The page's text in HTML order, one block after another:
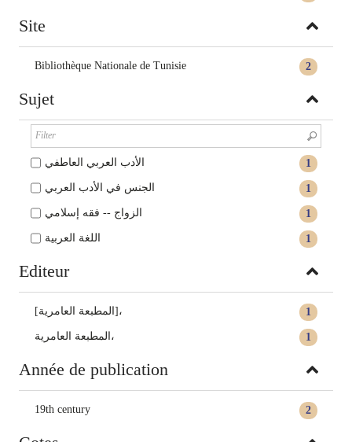
Site
2
Bibliothèque Nationale de Tunisie
Sujet
1 الأدب العربي العاطفي
1 الجنس في الأدب العربي
1 الزواج -- فقه إسلامي
1 اللغة العربية
Editeur
1 [المطبعة العامرية]،
1 المطبعة العامرية،
Année de publication
2
19th century